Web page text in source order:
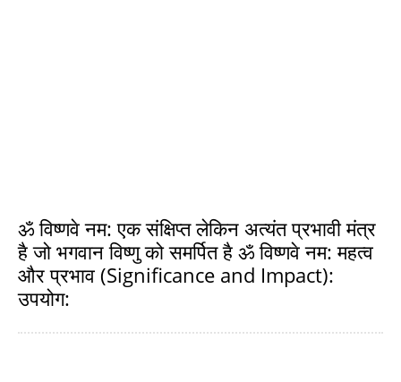
ॐ विष्णवे नम: एक संक्षिप्त लेकिन अत्यंत प्रभावी मंत्र
है जो भगवान विष्णु को समर्पित है ॐ विष्णवे नम: महत्व
और प्रभाव (Significance and Impact):
उपयोग: